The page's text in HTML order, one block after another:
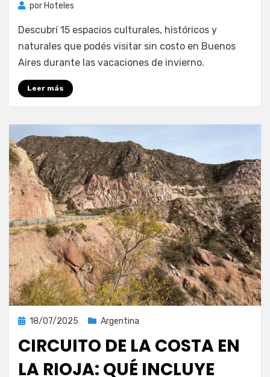
por Hoteles
Descubrí 15 espacios culturales, históricos y
naturales que podés visitar sin costo en Buenos
Aires durante las vacaciones de invierno.
Leer más
Publicada
18/07/2025 Argentina
CIRCUITO DE LA COSTA EN
LA RIOJA: QUÉ INCLUYE